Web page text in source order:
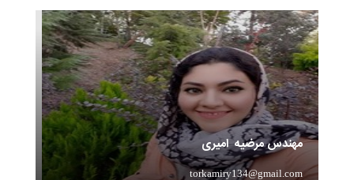
سال سابقه
مهندس مرضیه امیری
torkamiry134@gmail.com